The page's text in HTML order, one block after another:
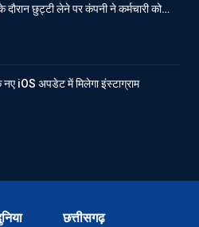
दौरान छुट्टी लेने पर कंपनी ने कर्मचारी को…
iOS अपडेट में मिलेगा इंस्टाग्राम
छत्तीसगढ़